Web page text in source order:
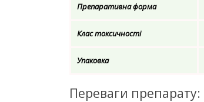
Препаративна форма
Клас токсичності
Упаковка
Переваги препарату: